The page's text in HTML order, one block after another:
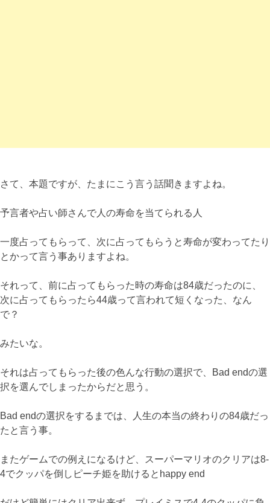
さて、本題ですが、たまにこう言う話聞きますよね。
予言者や占い師さんで人の寿命を当てられる人
一度占ってもらって、次に占ってもらうと寿命が変わってたり
とかって言う事ありますよね。
それって、前に占ってもらった時の寿命は84歳だったのに、
次に占ってもらったら44歳って言われて短くなった、なん
で？
みたいな。
それは占ってもらった後の色んな行動の選択で、Bad endの選
択を選んでしまったからだと思う。
Bad endの選択をするまでは、人生の本当の終わりの84歳だっ
たと言う事。
またゲームでの例えになるけど、スーパーマリオのクリアは8-
4でクッパを倒しピーチ姫を助けるとhappy end